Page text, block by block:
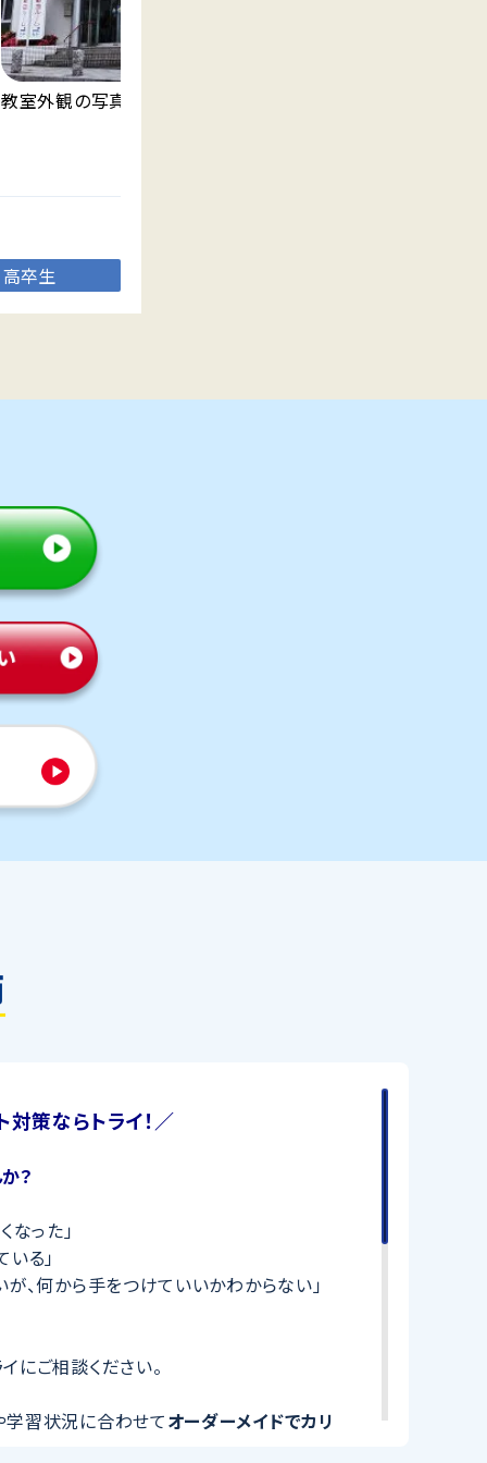
教室外観の写真です。
高卒生
策ならトライ！／
？
なった」
る」
、何から手をつけていいかわからない」
にご相談ください。
習状況に合わせてオーダーメイドでカリ